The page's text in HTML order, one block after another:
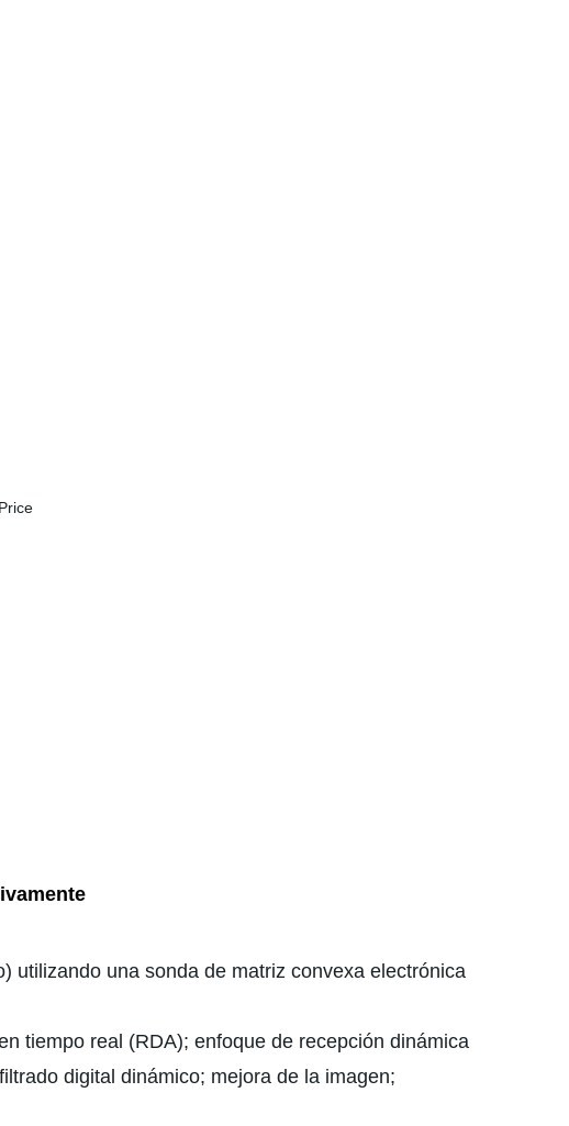
utilizando una sonda de matriz convexa electrónica
tiempo real (RDA); enfoque de recepción dinámica
digital dinámico; mejora de la imagen;